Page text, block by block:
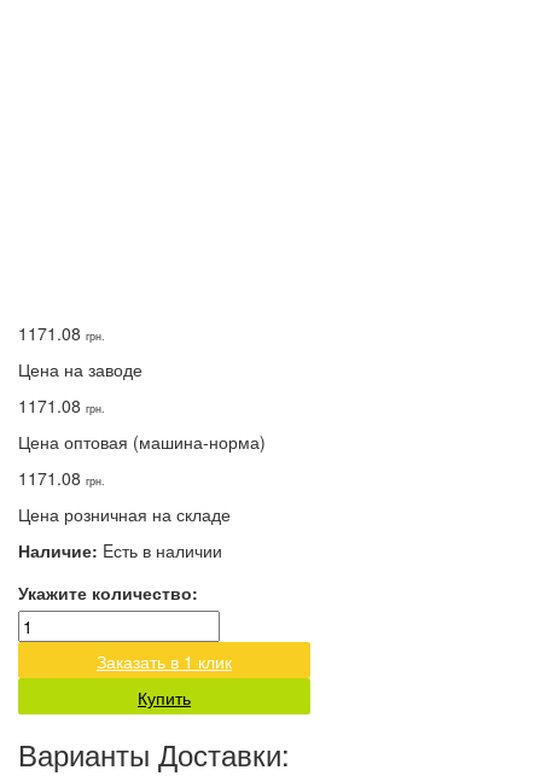
1171.08 грн.
Цена на заводе
1171.08 грн.
Цена оптовая (машина-норма)
1171.08 грн.
Цена розничная на складе
Наличие: Eсть в наличии
Укажите количество:
Заказать в 1 клик
Купить
Варианты Доставки: